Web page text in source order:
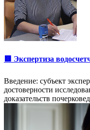
🟥 Экспертиза
Введение: субъект
достоверности
доказательств